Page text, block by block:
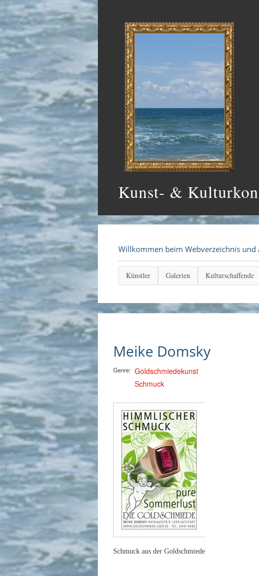
Kunst- &
Willkommen beim Webverzeichnis
Künstler Galerien Kulturschaffende
Meike Domsky
Genre: Goldschmiedekunst
Schmuck
Schmuck aus der Goldschmiede